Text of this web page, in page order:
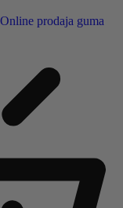
office@cajkam.rs